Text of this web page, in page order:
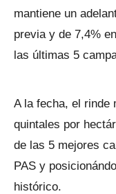
mantiene un
previa y de 7,4%
las últimas 5
A la fecha, el rinde
quintales por
de las 5 mejores
PAS y
histórico.